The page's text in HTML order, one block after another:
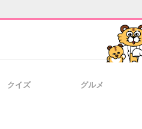
クイズ グルメ